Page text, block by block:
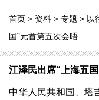
首页 > 资料 > 专题 > 以
国”元首第五次会晤
江泽民出席“上海五
中华人民共和国、塔